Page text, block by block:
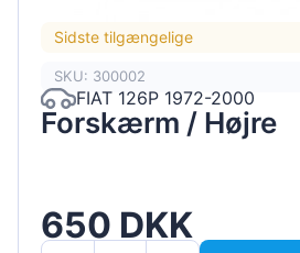
Sidste tilgængelige
SKU: 300002
FIAT 126P 1972-2000
Forskærm / Højre
650 DKK